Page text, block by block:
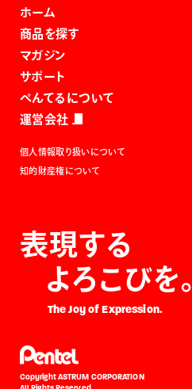
ホーム
商品を探す
マガジン
サポート
ぺんてるについて
運営会社
個人情報取り扱いについて
知的財産権について
表現する
よろこびを。
The Joy of Expression.
Copyright ASTRUM CORPORATION